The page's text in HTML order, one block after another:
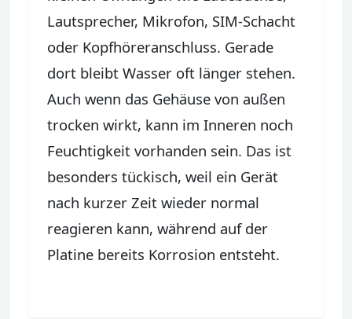
Lautsprecher, Mikrofon, SIM-Schacht
oder Kopfhöreranschluss. Gerade
dort bleibt Wasser oft länger stehen.
Auch wenn das Gehäuse von außen
trocken wirkt, kann im Inneren noch
Feuchtigkeit vorhanden sein. Das ist
besonders tückisch, weil ein Gerät
nach kurzer Zeit wieder normal
reagieren kann, während auf der
Platine bereits Korrosion entsteht.